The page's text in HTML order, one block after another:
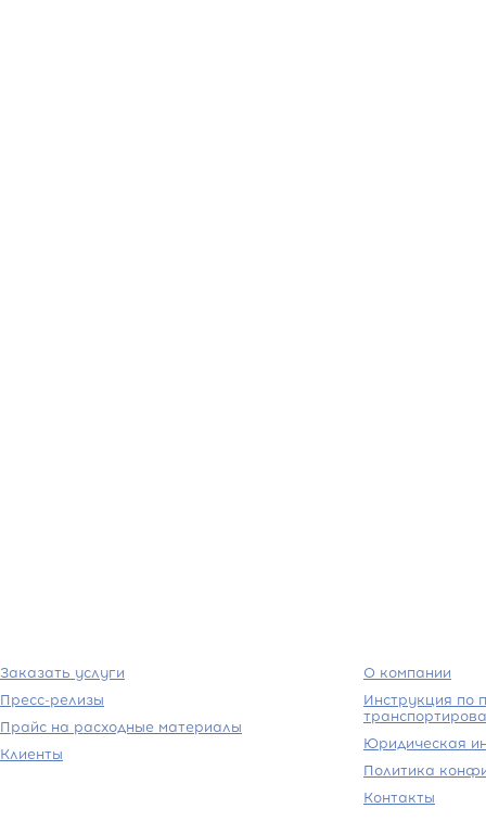
Заказать услуги
Пресс-релизы
Прайс на расходные материалы
Клиенты
О компании
Инструкция по
Юридическая
Политика
Контакты